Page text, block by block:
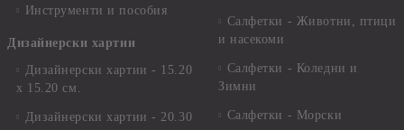
Инструменти и пособия
Дизайнерски хартии
Дизайнерски хартии - 15.20
х 15.20 см.
Дизайнерски хартии - 20.30
Салфетки - Животни, птици
и насекоми
Салфетки - Коледни и
Зимни
Салфетки - Морски